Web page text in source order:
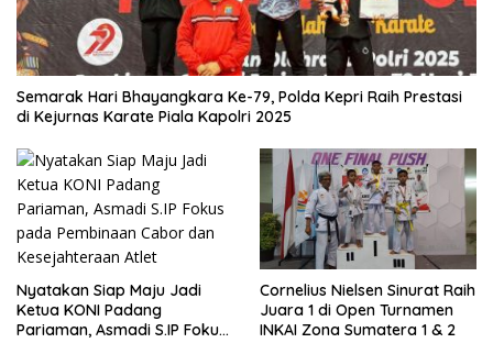
Semarak Hari Bhayangkara Ke-79, Polda Kepri Raih Prestasi
di Kejurnas Karate Piala Kapolri 2025
Nyatakan Siap Maju Jadi
Ketua KONI Padang
Pariaman, Asmadi S.IP Fokus
Cornelius Nielsen Sinurat Raih
Juara 1 di Open Turnamen
INKAI Zona Sumatera 1 & 2